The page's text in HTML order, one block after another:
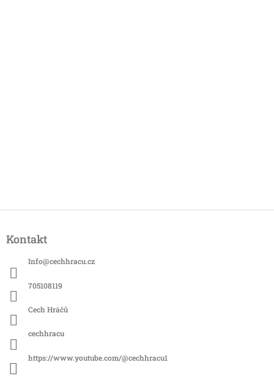
pKontakt
Info@cechhracu.cz
705108119
Cech Hráčů
cechhracu
https://www.youtube.com/@cechhracu1